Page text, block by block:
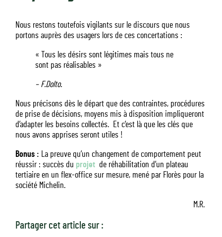
Nous restons toutefois vigilants sur le discours que nous
portons auprès des usagers lors de ces concertations :
« Tous les désirs sont légitimes mais tous ne
sont pas réalisables »
– F.Dolto.
Nous précisons dès le départ que des contraintes, procédures
de prise de décisions, moyens mis à disposition impliqueront
d’adapter les besoins collectés. Et c’est là que les clés que
nous avons apprises seront utiles !
Bonus : La preuve qu’un changement de comportement peut
réussir : succès du projet de réhabilitation d’un plateau
tertiaire en un flex-office sur mesure, mené par Florès pour la
société Michelin.
M.R.
Partager cet article sur :